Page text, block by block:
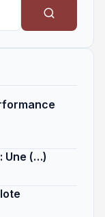
Une (…)